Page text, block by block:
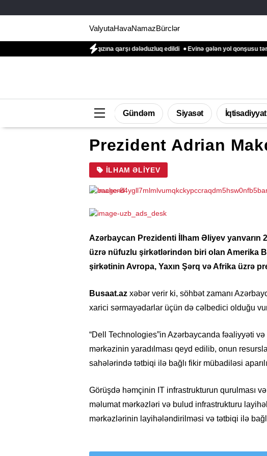
ValyutaHavaNamazBürclər
Natiq Əliyevin qızına qarşı dələduzluq edildi Evinə gələn yol qonşusu tərəfindən
Gündəm Siyasət İqtisadiyyat
Prezident Adrian
İLHAM ƏLIYEV
Azərbaycan Prezidenti İlham Əliyev yanvarın
üzrə nüfuzlu şirkətlərindən biri olan Amerika
şirkətinin Avropa, Yaxın Şərq və Afrika üzrə
Busaat.az xəbər verir ki, söhbət zamanı
xarici sərmayədarlar üçün də cəlbedici olduğu
“Dell Technologies”in Azərbaycanda fəaliyyəti
mərkəzinin yaradılması qeyd edilib, onun
sahələrində tətbiqi ilə bağlı fikir mübadiləsi
Görüşdə həmçinin IT infrastrukturun qurulması
məlumat mərkəzləri və bulud infrastrukturu
mərkəzlərinin layihələndirilməsi və tətbiqi ilə